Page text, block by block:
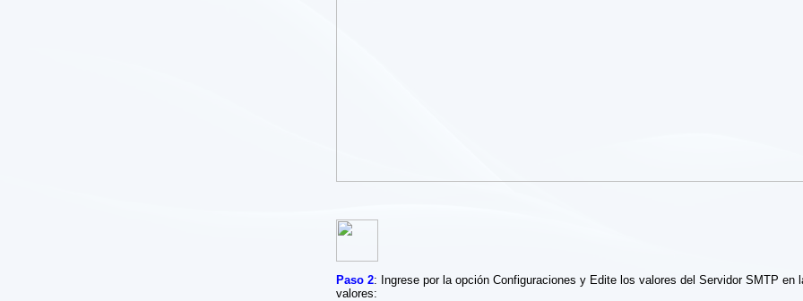
Paso 2: Ingrese por la opción Configuraciones y Edite los valores del Servidor SMTP en
valores: